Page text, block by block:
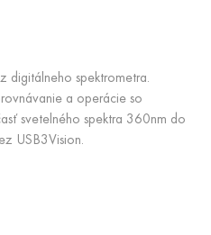
digitálneho spektrometra.
a operácie so
svetelného spektra 360nm do
USB3Vision.